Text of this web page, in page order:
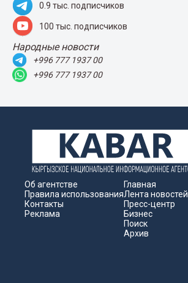
0.9 тыс. подписчиков
100 тыс. подписчиков
Народные новости
+996 777 1937 00
+996 777 1937 00
Об агентстве
Правила использования
Контакты
Реклама
Главная
Лента новостей
Пресс-центр
Бизнес
Поиск
Архив